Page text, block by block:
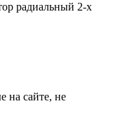
радиальный 2-х
на сайте, не